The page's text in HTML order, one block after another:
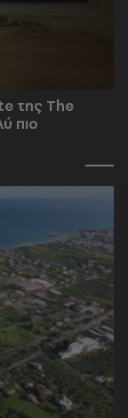
της The
πιο